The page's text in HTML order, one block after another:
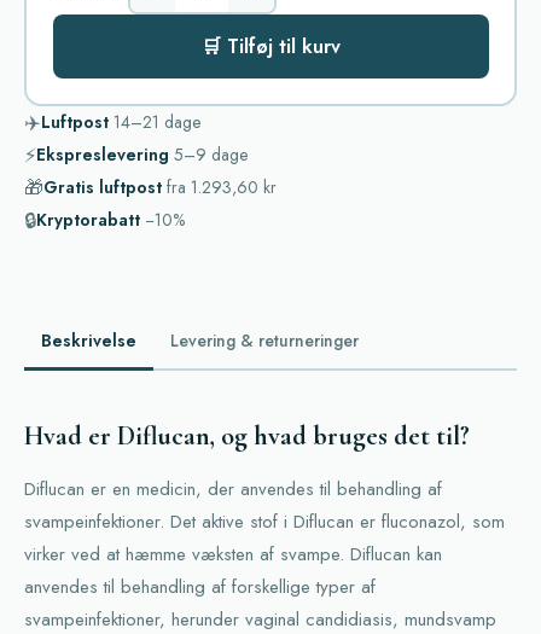
🛒 Tilføj til kurv
✈️Luftpost 14–21 dage
⚡Ekspreslevering 5–9 dage
🎁Gratis luftpost fra 1.293,60 kr
🔒Kryptorabatt −10%
Beskrivelse Levering & returneringer
Hvad er Diflucan, og hvad bruges det til?
Diflucan er en medicin, der anvendes til behandling af
svampeinfektioner. Det aktive stof i Diflucan er fluconazol, som
virker ved at hæmme væksten af svampe. Diflucan kan
anvendes til behandling af forskellige typer af
svampeinfektioner, herunder vaginal candidiasis, mundsvamp